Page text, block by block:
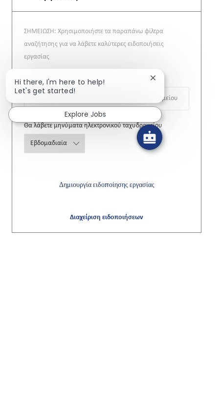
ΣΗΜΕΙΩΣΗ: Χρησιμοποιήστε τα παραπάνω φίλτρα
αναζήτησης για να λάβετε καλύτερες ειδοποιήσεις
εργασίας
Διεύθυνση ηλεκτρονικού ταχυδρομείου Required
Θα λάβετε μηνύματα ηλεκτρονικού ταχυδρομείου
Δημιουργία ειδοποίησης εργασίας
Διαχείριση ειδοποιήσεων
Hi there, I'm here to help!
Let's get started!
Close chatbot
Explore Jobs